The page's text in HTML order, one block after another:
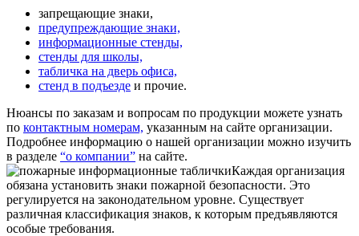
запрещающие знаки,
предупреждающие знаки,
информационные стенды,
стенды для школы,
табличка на дверь офиса,
стенд в подъезде и прочие.
Нюансы по заказам и вопросам по продукции можете узнать
по контактным номерам, указанным на сайте организации.
Подробнее информацию о нашей организации можно изучить
в разделе “о компании” на сайте.
Каждая организация
обязана установить знаки пожарной безопасности. Это
регулируется на законодательном уровне. Существует
различная классификация знаков, к которым предъявляются
особые требования.